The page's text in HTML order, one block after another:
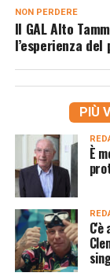
NON PERDERE
Il GAL Alto
l’esperienza del
PIÙ
È